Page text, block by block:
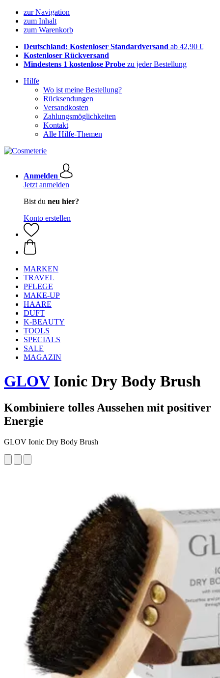
zur Navigation
zum Inhalt
zum Warenkorb
Deutschland: Kostenloser Standardversand ab 42,90 €
Kostenloser Rückversand
Mindestens 1 kostenlose Probe zu jeder Bestellung
Hilfe
Wo ist meine Bestellung?
Rücksendungen
Versandkosten
Zahlungsmöglichkeiten
Kontakt
Alle Hilfe-Themen
Anmelden
Jetzt anmelden
Bist du neu hier?
Konto erstellen
MARKEN
TRAVEL
PFLEGE
MAKE-UP
HAARE
DUFT
K-BEAUTY
TOOLS
SPECIALS
SALE
MAGAZIN
GLOVIonic Dry Body Brush
Kombiniere tolles Aussehen mit positiver
Energie
GLOV Ionic Dry Body Brush